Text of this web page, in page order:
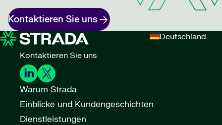
Kontaktieren Sie uns
Deutschland
Kontaktieren Sie uns
Warum Strada
Einblicke und Kundengeschichten
Dienstleistungen